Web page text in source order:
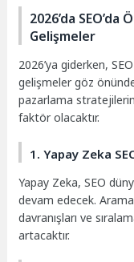
2026’da
Gelişmeler
2026’ya giderken,
gelişmeler göz
pazarlama
faktör olacaktır.
1. Yapay Zeka
Yapay Zeka, SEO
devam edecek.
davranışları ve
artacaktır.